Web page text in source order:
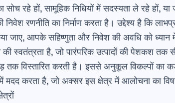
रहे हों, सामूहिक निधियों में सदस्यता ले रहे हों, या
रणनीति का निर्माण करता है। उद्देश्य है कि
जाए, आपके सहिष्णुता और निवेश की अवधि को
स्वतंत्रता है, जो पारंपरिक उत्पादों की पेशकश तक
तक विस्तारित करती है। इससे अनुकूल विकल्पों का
मदद करता है, जो अक्सर इस क्षेत्र में आलोचना का